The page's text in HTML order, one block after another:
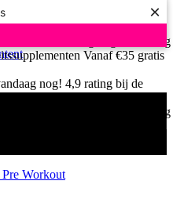
×
nog!
Vanaf €35 gratis
het vandaag nog!
4,9 rating
Vanaf €35 gratis
nog! 4,9 rating bij de
het vandaag nog!
4,9 rating